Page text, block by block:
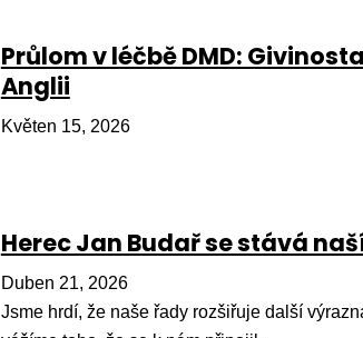
Průlom v léčbě DMD:
Anglii
Květen 15, 2026
Herec Jan Budař se stává
Duben 21, 2026
Jsme hrdí, že naše řady rozšiřuje další